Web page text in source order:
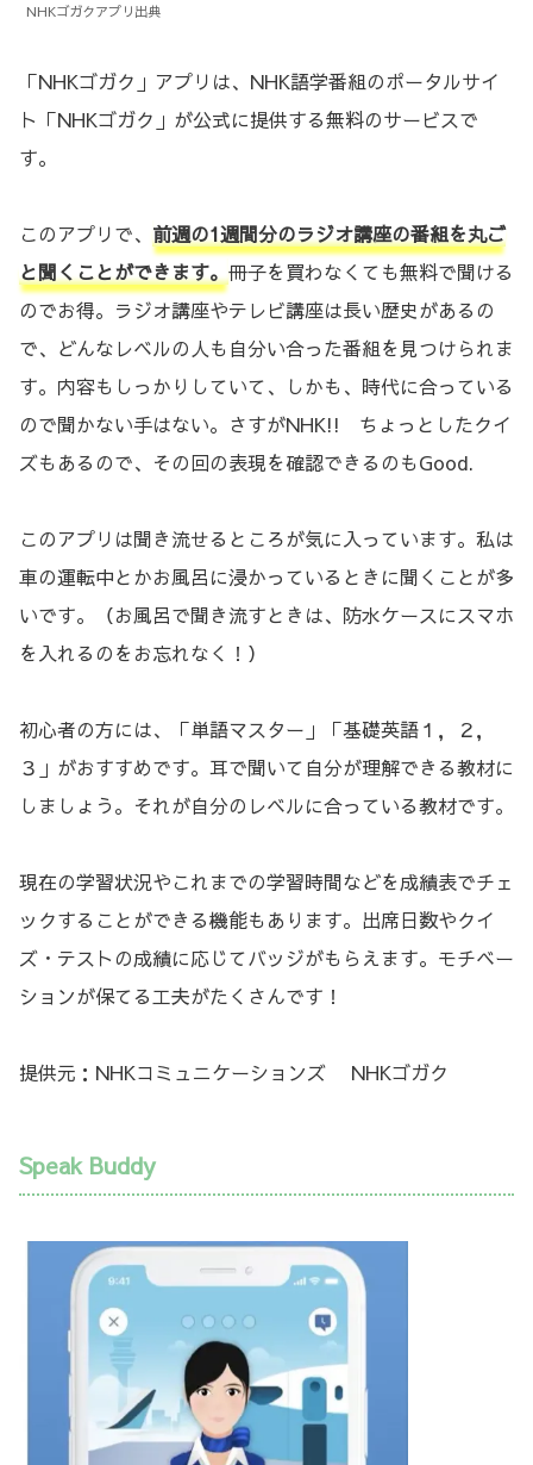
NHKゴガクアプリ出典
「NHKゴガク」アプリは、NHK語学番組のポータルサイ
ト「NHKゴガク」が公式に提供する無料のサービスで
す。
このアプリで、 前週の1週間分のラジオ講座の番組を丸ご
と聞くことができます。 冊子を買わなくても無料で聞ける
のでお得。ラジオ講座やテレビ講座は長い歴史があるの
で、どんなレベルの人も自分い合った番組を見つけられま
す。内容もしっかりしていて、しかも、時代に合っている
ので聞かない手はない。さすがNHK!! ちょっとしたクイ
ズもあるので、その回の表現を確認できるのもGood.
このアプリは聞き流せるところが気に入っています。私は
車の運転中とかお風呂に浸かっているときに聞くことが多
いです。（お風呂で聞き流すときは、防水ケースにスマホ
を入れるのをお忘れなく！）
初心者の方には、「単語マスター」「基礎英語１，２，
３」がおすすめです。耳で聞いて自分が理解できる教材に
しましょう。それが自分のレベルに合っている教材です。
現在の学習状況やこれまでの学習時間などを成績表でチェ
ックすることができる機能もあります。出席日数やクイ
ズ・テストの成績に応じてバッジがもらえます。モチベー
ションが保てる工夫がたくさんです！
提供元：NHKコミュニケーションズ NHKゴガク
Speak Buddy